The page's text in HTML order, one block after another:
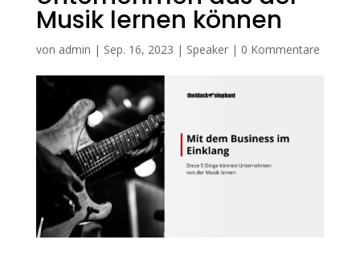
Musik lernen können
von admin | Sep. 16, 2023 | Speaker| 0 Kommentare